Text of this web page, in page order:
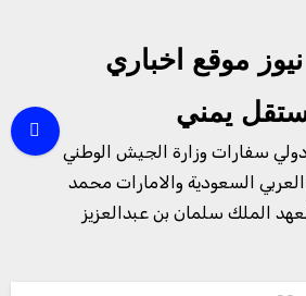
نيوز موقع اخباري
يمني
سفارات وزارة الجيش الوطني
السعودية والامارات محمد
الملك سلمان بن عبدالعزيز